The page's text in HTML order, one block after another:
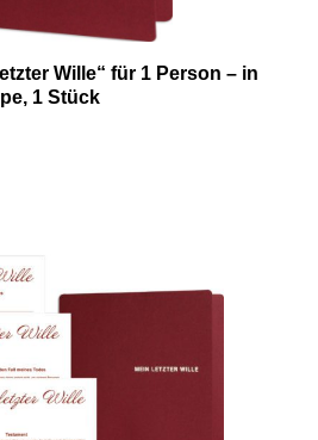
Wille“ für 1 Person – in
1 Stück